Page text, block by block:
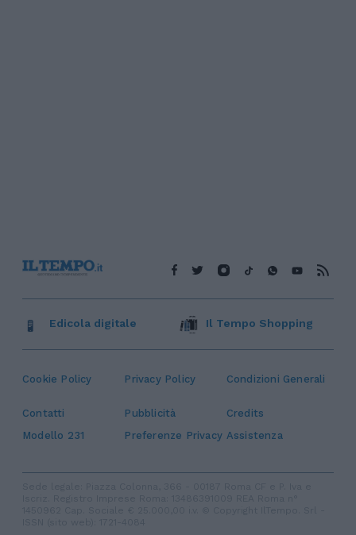
Cookie Policy Privacy Policy Condizioni Generali
Contatti Pubblicità
Credits
Modello 231
Preferenze Privacy Assistenza
Edicola digitale Il Tempo Shopping